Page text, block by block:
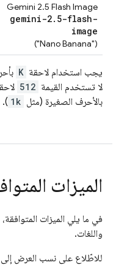
Gemini 2.5 Flash Image
gemini-2. 5-flash-
image
("Nano Banana")
يجب استخدام لاحقة K
لا تستخدم القيمة 512
بالأحرف الصغيرة (مثل 1k
).
الميزات
في ما يلي الميزات
واللغات.
للاطّلاع على نسب العرض إلى